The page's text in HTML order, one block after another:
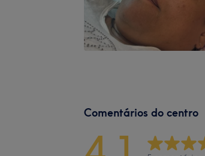
Comentários do centro